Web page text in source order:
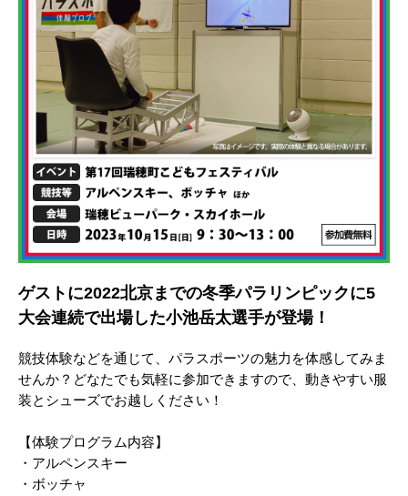
ゲストに2022北京までの冬季パラリンピックに5
大会連続で出場した小池岳太選手が登場！
競技体験などを通じて、パラスポーツの魅力を体感してみま
せんか？どなたでも気軽に参加できますので、動きやすい服
装とシューズでお越しください！
【体験プログラム内容】
・アルペンスキー
・ボッチャ